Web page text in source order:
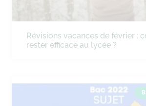
Révisions vacances de février :
rester efficace au lycée ?